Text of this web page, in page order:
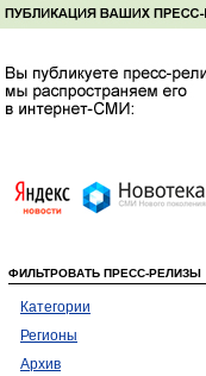
ФИЛЬТРОВАТЬ ПРЕСС-РЕЛИЗЫ
Категории
Регионы
Архив